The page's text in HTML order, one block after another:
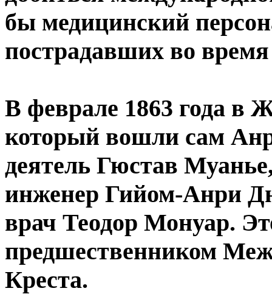
бы медицинский
пострадавших во
В феврале 1863 года в
который вошли сам
деятель Гюстав
инженер Гийом-Анри
врач Теодор Монуар.
предшественником
Креста.